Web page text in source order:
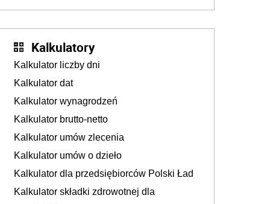
Kalkulatory
Kalkulator liczby dni
Kalkulator dat
Kalkulator wynagrodzeń
Kalkulator brutto-netto
Kalkulator umów zlecenia
Kalkulator umów o dzieło
Kalkulator dla przedsiębiorców Polski Ład
Kalkulator składki zdrowotnej dla